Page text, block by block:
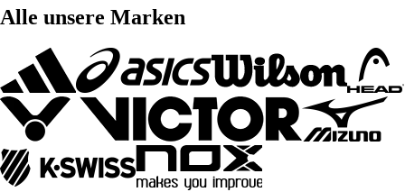
Alle unsere Marken